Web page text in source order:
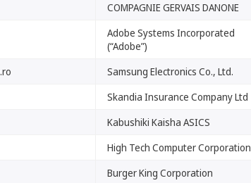
COMPAGNIE GERVAIS DANONE
Adobe Systems Incorporated
(“Adobe”)
Samsung Electronics Co., Ltd.
Skandia Insurance Company Ltd
Kabushiki Kaisha ASICS
High Tech Computer Corporation
Burger King Corporation